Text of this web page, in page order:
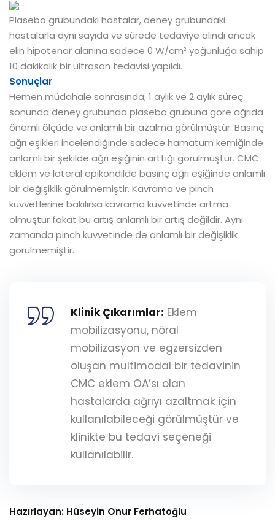
Plasebo grubundaki hastalar, deney grubundaki
hastalarla aynı sayıda ve sürede tedaviye alındı ancak
elin hipotenar alanına sadece 0 W/cm² yoğunluğa sahip
10 dakikalık bir ultrason tedavisi yapıldı.
Sonuçlar
Hemen müdahale sonrasında, 1 aylık ve 2 aylık süreç
sonunda deney grubunda plasebo grubuna göre ağrıda
önemli ölçüde ve anlamlı bir azalma görülmüştür. Basınç
ağrı eşikleri incelendiğinde sadece hamatum kemiğinde
anlamlı bir şekilde ağrı eşiğinin arttığı görülmüştür. CMC
eklem ve lateral epikondilde basınç ağrı eşiğinde anlamlı
bir değişiklik görülmemiştir. Kavrama ve pinch
kuvvetlerine bakılırsa kavrama kuvvetinde artma
olmuştur fakat bu artış anlamlı bir artış değildir. Aynı
zamanda pinch kuvvetinde de anlamlı bir değişiklik
görülmemiştir.
Klinik Çıkarımlar: Eklem
mobilizasyonu, nöral
mobilizasyon ve egzersizden
oluşan multimodal bir tedavinin
CMC eklem OA’sı olan
hastalarda ağrıyı azaltmak için
kullanılabileceği görülmüştür ve
klinikte bu tedavi seçeneği
kullanılabilir.
Hazırlayan: Hüseyin Onur Ferhatoğlu